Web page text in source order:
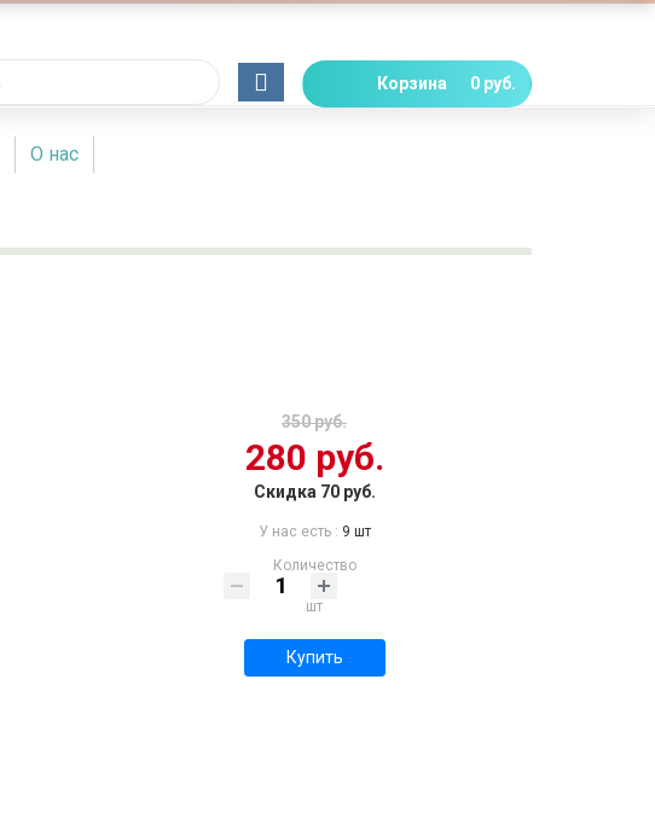
Корзина 0 руб.
О нас
350 руб.
280 руб.
Скидка 70 руб.
У нас есть : 9 шт
Количество
шт
Купить